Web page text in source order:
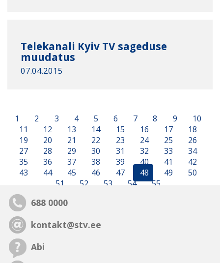
Telekanali Kyiv TV sageduse
muudatus
07.04.2015
1 2 3 4 5 6 7 8 9
10
11
12 13 14 15 16 17
18
19
20 21 22 23 24 25
26
27
28 29 30 31 32 33
34
35
36 37 38 39 40 41
42
43
44 45 46 47 48 49
50
51
52 53 54 55
688 0000
kontakt@stv.ee
Abi